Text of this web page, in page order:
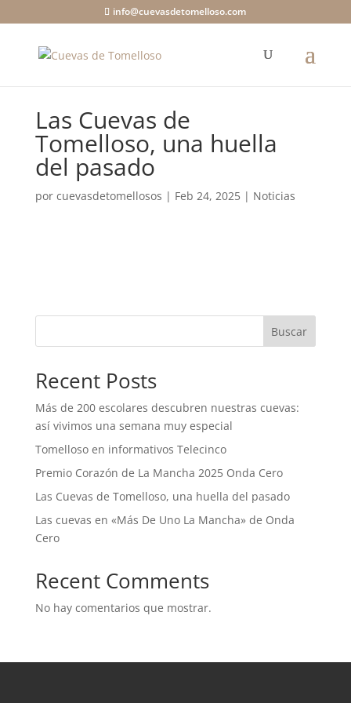
info@cuevasdetomelloso.com
Las Cuevas de
Tomelloso, una huella
del pasado
por cuevasdetomellosos | Feb 24, 2025| Noticias
Buscar
Recent Posts
Más de 200 escolares descubren nuestras cuevas:
así vivimos una semana muy especial
Tomelloso en informativos Telecinco
Premio Corazón de La Mancha 2025 Onda Cero
Las Cuevas de Tomelloso, una huella del pasado
Las cuevas en «Más De Uno La Mancha» de Onda
Cero
Recent Comments
No hay comentarios que mostrar.